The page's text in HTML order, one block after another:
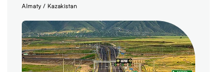
Almaty / Kazakistan